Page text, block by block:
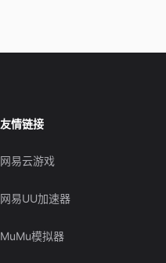
友情链接
网易云游戏
网易UU加速器
MuMu模拟器